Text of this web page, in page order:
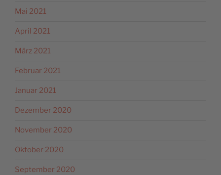
Mai 2021
April 2021
März 2021
Februar 2021
Januar 2021
Dezember 2020
November 2020
Oktober 2020
September 2020